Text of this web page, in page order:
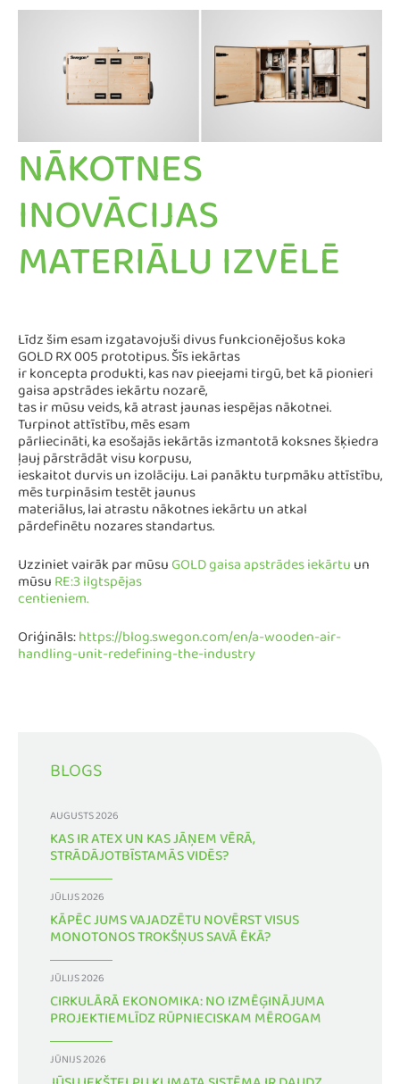
BLOGS
AUGUSTS 2026
KAS IR ATEX UN KAS JĀŅEM VĒRĀ,
STRĀDĀJOTBĪSTAMĀS VIDĒS?
JŪLIJS 2026
KĀPĒC JUMS VAJADZĒTU NOVĒRST VISUS
MONOTONOS TROKŠŅUS SAVĀ ĒKĀ?
JŪLIJS 2026
CIRKULĀRĀ EKONOMIKA: NO IZMĒĢINĀJUMA
PROJEKTIEMLĪDZ RŪPNIECISKAM MĒROGAM
JŪNIJS 2026
NĀKOTNES
INOVĀCIJAS
MATERIĀLU IZVĒLĒ
Līdz šim esam izgatavojuši divus funkcionējošus koka
GOLD RX 005 prototipus. Šīs iekārtas
ir koncepta produkti, kas nav pieejami tirgū, bet kā pionieri
gaisa apstrādes iekārtu nozarē,
tas ir mūsu veids, kā atrast jaunas iespējas nākotnei.
Turpinot attīstību, mēs esam
pārliecināti, ka esošajās iekārtās izmantotā koksnes šķiedra
ļauj pārstrādāt visu korpusu,
ieskaitot durvis un izolāciju. Lai panāktu turpmāku attīstību,
mēs turpināsim testēt jaunus
materiālus, lai atrastu nākotnes iekārtu un atkal
pārdefinētu nozares standartus.
Uzziniet vairāk par mūsuGOLD gaisa apstrādes iekārtuun
mūsuRE:3 ilgtspējas
centieniem.
Oriģināls:https://blog.swegon.com/en/a-wooden-air-
handling-unit-redefining-the-industry